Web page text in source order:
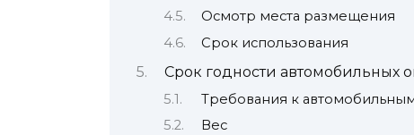
Осмотр места размещения
Срок использования
Срок годности автомобильных
Требования к
Вес